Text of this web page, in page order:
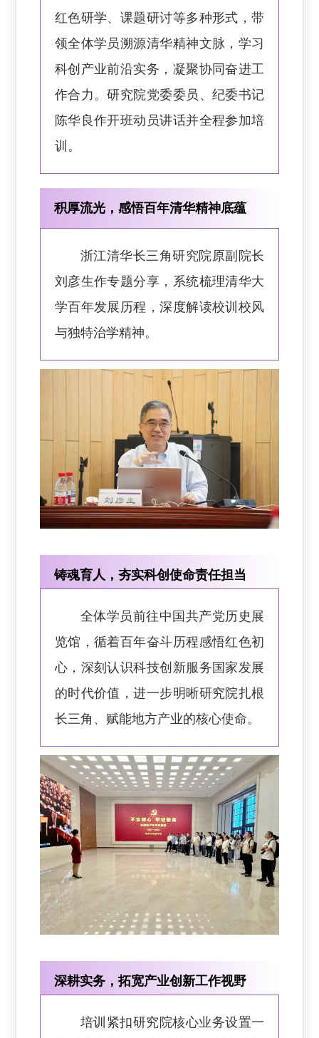
红色研学、课题研讨等多种形式，带
领全体学员溯源清华精神文脉，学习
科创产业前沿实务，凝聚协同奋进工
作合力。研究院党委委员、纪委书记
陈华良作开班动员讲话并全程参加培
训。
积厚流光，感悟百年清华精神底蕴
浙江清华长三角研究院原副院长
刘彦生作专题分享，系统梳理清华大
学百年发展历程，深度解读校训校风
与独特治学精神。
铸魂育人，夯实科创使命责任担当
全体学员前往中国共产党历史展
览馆，循着百年奋斗历程感悟红色初
心，深刻认识科技创新服务国家发展
的时代价值，进一步明晰研究院扎根
长三角、赋能地方产业的核心使命。
深耕实务，拓宽产业创新工作视野
培训紧扣研究院核心业务设置一